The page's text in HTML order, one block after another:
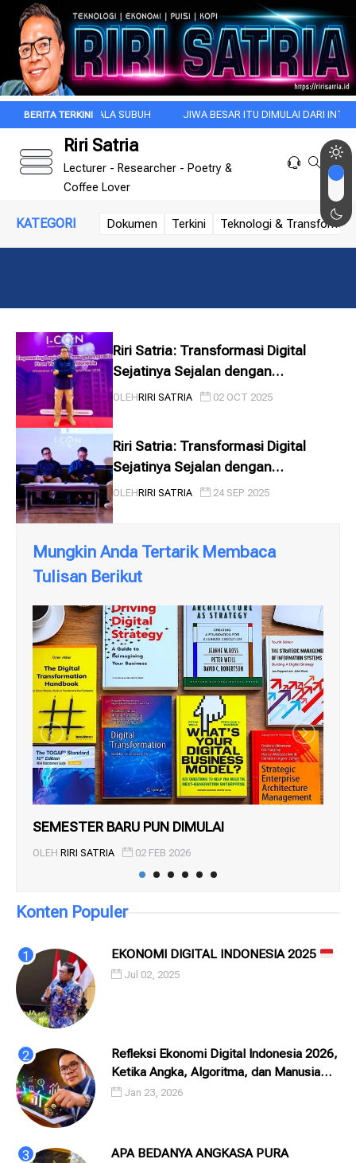
INI DI KALA SUBUH JIWA BESAR ITU DIMULAI DARI INTROSPEKSI
Riri Satria
Lecturer - Researcher - Poetry &
Coffee Lover
KATEGORI Dokumen Terkini Teknologi &
Riri Satria: Transformasi Digital
Sejatinya Sejalan dengan
Sustainable Business
OLEHRIRI SATRIA 02 OCT 2025
Riri Satria: Transformasi Digital
Sejatinya Sejalan dengan
Sustainable Business
OLEHRIRI SATRIA 24 SEP 2025
Mungkin Anda Tertarik Membaca
Tulisan Berikut
SEMESTER BARU PUN DIMULAI
OLEH RIRI SATRIA 02 FEB 2026
Konten Populer
EKONOMI DIGITAL INDONESIA 2025
Jul 02, 2025
Refleksi Ekonomi Digital Indonesia 2026,
Ketika Angka, Algoritma, dan Manusia
Saling Menatap
Jan 23, 2026
APA BEDANYA ANGKASA PURA